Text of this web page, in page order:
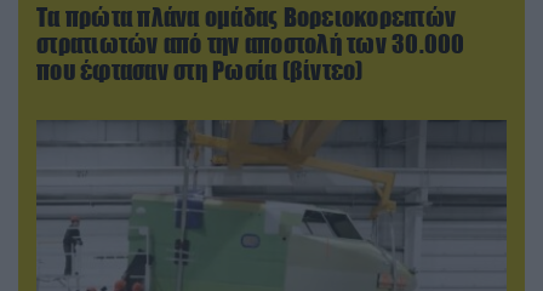
Τα πρώτα πλάνα ομάδας Βορειοκορεατών
στρατιωτών από την αποστολή των 30.000
που έφτασαν στη Ρωσία (βίντεο)